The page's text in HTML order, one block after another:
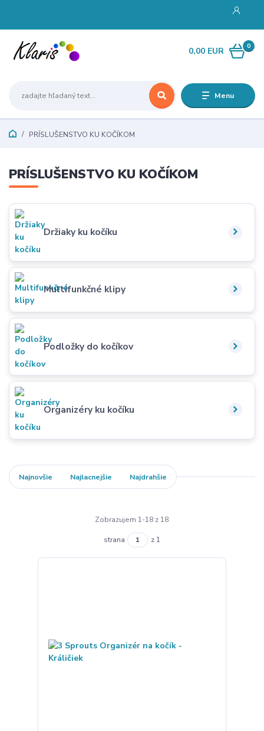
Menu
0
0,00 EUR
PRÍSLUŠENSTVO KU KOČÍKOM
PRÍSLUŠENSTVO KU KOČÍKOM
Držiaky ku kočíku
Multifunkčné klipy
Podložky do kočíkov
Organizéry ku kočíku
Najnovšie Najlacnejšie Najdrahšie
Zobrazujem 1-18 z 18
strana z 1